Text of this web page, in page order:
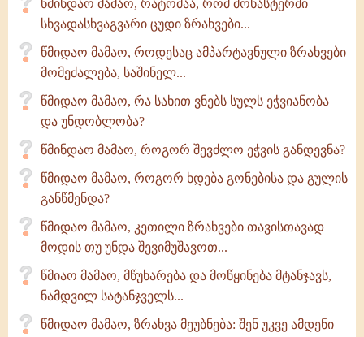
წმინდაო მამაო, რატომაა, რომ მონასტერში
სხვადასხვაგვარი ცუდი ზრახვები...
წმიდაო მამაო, როდესაც ამპარტავნული ზრახვები
მომეძალება, საშინელ...
წმიდაო მამაო, რა სახით ვნებს სულს ეჭვიანობა
და უნდობლობა?
წმინდაო მამაო, როგორ შევძლო ეჭვის განდევნა?
წმიდაო მამაო, როგორ ხდება გონებისა და გულის
განწმენდა?
წმიდაო მამაო, კეთილი ზრახვები თავისთავად
მოდის თუ უნდა შევიმუშავოთ...
წმიაო მამაო, მწუხარება და მოწყინება მტანჯავს,
ნამდვილ სატანჯველს...
წმიდაო მამაო, ზრახვა მეუბნება: შენ უკვე ამდენი